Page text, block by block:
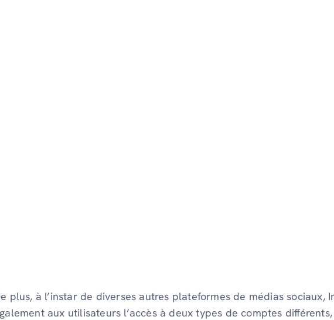
plus, à l’instar de diverses autres plateformes de médias sociaux,
aux utilisateurs l’accès à deux types de comptes